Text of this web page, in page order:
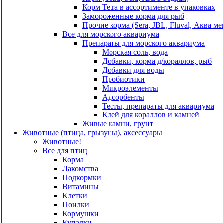
Корм Tetra в ассортименте в упаковках
Замороженные корма для рыб
Прочие корма (Sera, JBL, Fluval, Аква
Все для морского аквариума
Препараты для морского аквариума
Морская соль, вода
Добавки, корма д/кораллов, рыб
Добавки для воды
Пробиотики
Микроэлементы
Адсорбенты
Тесты, препараты для аквариума
Клей для кораллов и камней
Живые камни, грунт
Животные (птица, грызуны), аксессуары
Животные!
Все для птиц
Корма
Лакомства
Подкормки
Витамины
Клетки
Поилки
Кормушки